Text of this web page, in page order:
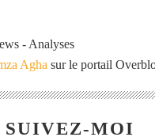
- Analyses
Agha sur le portail
SUIVEZ-MOI